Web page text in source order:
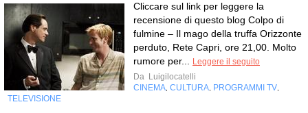
Cliccare sul link per leggere la
recensione di questo blog Colpo di
fulmine – Il mago della truffa Orizzonte
perduto, Rete Capri, ore 21,00. Molto
rumore per...
Leggere il seguito
Da Luigilocatelli
CINEMA CULTURA PROGRAMMI TV
TELEVISIONE